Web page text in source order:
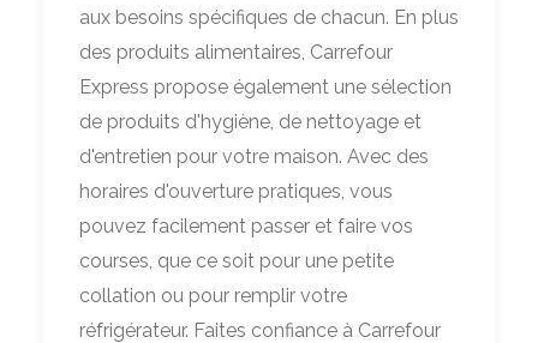
aux besoins spécifiques de chacun. En plus
des produits alimentaires, Carrefour
Express propose également une sélection
de produits d'hygiène, de nettoyage et
d'entretien pour votre maison. Avec des
horaires d'ouverture pratiques, vous
pouvez facilement passer et faire vos
courses, que ce soit pour une petite
collation ou pour remplir votre
réfrigérateur. Faites confiance à Carrefour